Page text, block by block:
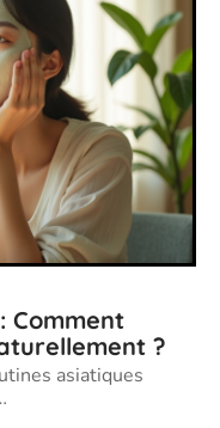
Comment
?
asiatiques